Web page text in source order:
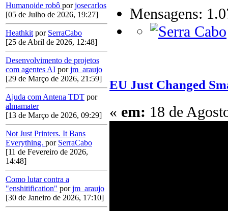
Humanoide robô porjosecarlos
[05 de Julho de 2026, 19:27]
Heathkit por SerraCabo
[25 de Abril de 2026, 12:48]
Desenvolvimento de projetos
com agentes AI porjm_araujo
[29 de Março de 2026, 21:59]
Ajuda com Antena TDT por
almamater
[13 de Março de 2026, 09:29]
Not Just Printers. It Bans
Everything. por SerraCabo
[11 de Fevereiro de 2026,
14:48]
Como lutar contra a
"enshitification" porjm_araujo
[30 de Janeiro de 2026, 17:10]
Mensagens:
EU Just Changed
« em: 18 de